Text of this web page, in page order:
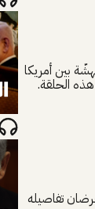
بين أمريكا
الحلقة.
تفاصيله